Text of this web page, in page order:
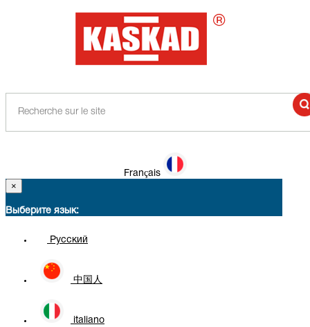
Français
×
Выберите язык:
Русский
中国人
italiano